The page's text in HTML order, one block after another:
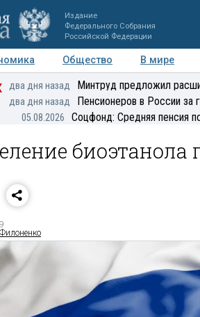
Издание
Федерального Собрания
Российской Федерации
Общество В мире
Мнения Регионы
два дня назад Минтруд предложил
два дня назад Пенсионеров в России за
05.08.2026 Соцфонд: Средняя пенсия
биоэтанола